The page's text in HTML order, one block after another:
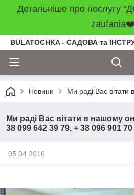
Детальніше про послугу
BULATOCHKA - САДОВА та
Новини Ми раді Вас
Ми раді Вас вітати в нашому
38 099 642 39 79, + 38 096 901 70
05.04.2016